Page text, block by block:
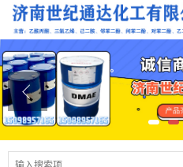
公司首页
公司介绍
公司动态
产品展厅